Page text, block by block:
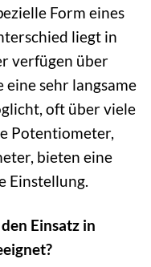
Form eines
liegt in
verfügen über
eine sehr langsame
oft über viele
Potentiometer,
bieten eine
Einstellung.
Einsatz in